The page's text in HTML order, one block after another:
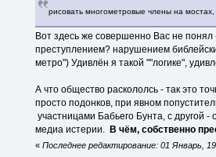
рисовать многометровые члены на мостах,
Вот здесь же совершенно Вас не понял
преступлением? нарушением
метро") Удивлён я такой ""логике",
А что общество раскололсь - так это
просто подонков, при явном
участницами Бабьего Бунта, с
медиа истерии.В чём, собственно
«Последнее редактирование: 01 Январь,